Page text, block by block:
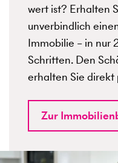
wert ist? Erhalten
unverbindlich
Immobilie – in nur
Schritten. Den
erhalten Sie direkt
Zur